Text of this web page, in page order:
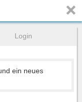
Registrieren
Login
ein neues